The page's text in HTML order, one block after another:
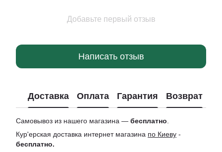
Добавьте первый отзыв
Написать отзыв
Доставка Оплата Гарантия Возврат
Самовывоз из нашего магазина — бесплатно
Кур'ерская доставка интернет магазина по Киеву -
бесплатно.